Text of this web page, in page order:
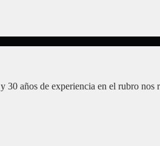
y 30 años de experiencia en el rubro nos